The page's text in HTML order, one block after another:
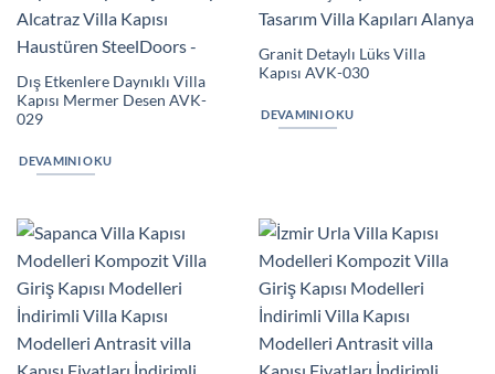
Dış Etkenlere Daynıklı Villa
Kapısı Mermer Desen AVK-
029
DEVAMINI OKU
Granit Detaylı Lüks Villa
Kapısı AVK-030
DEVAMINI OKU